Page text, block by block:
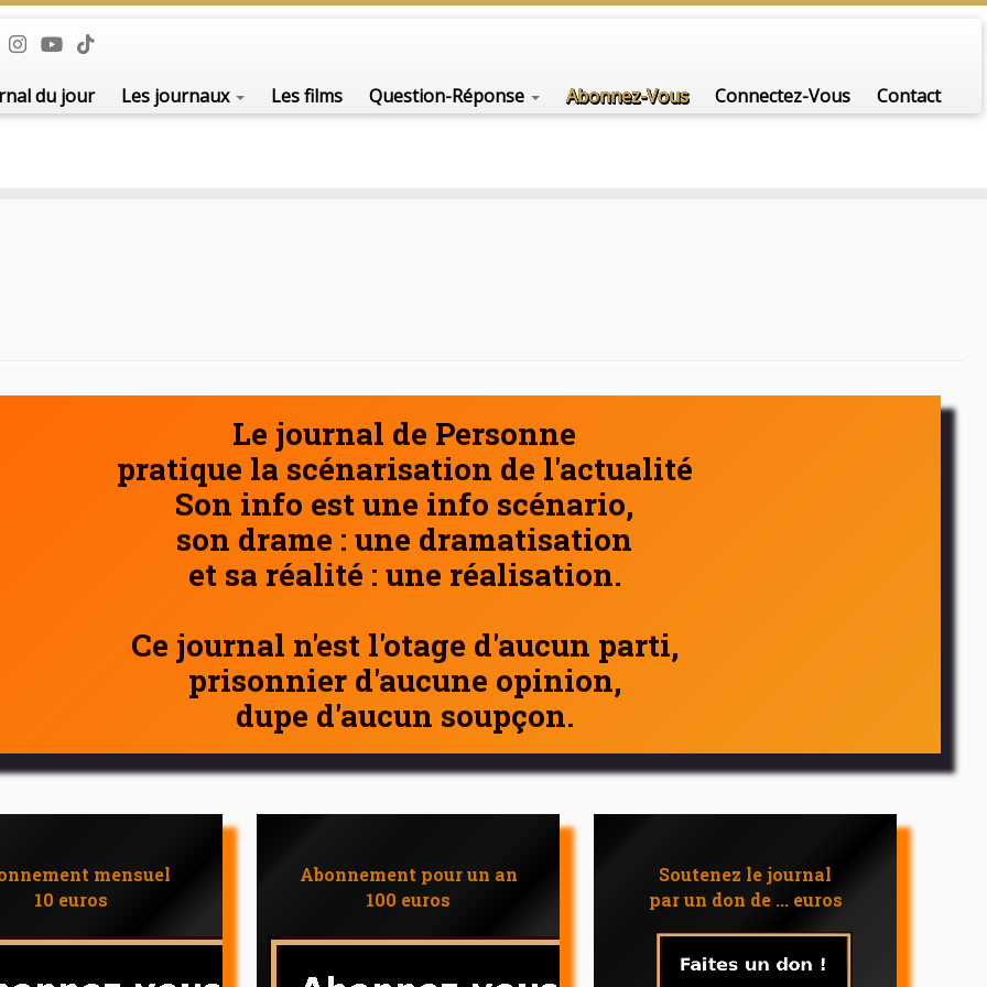
du jour Les journaux Les films Question-Réponse Abonnez-Vous Connectez-Vous Contact
Le journal de Personne
pratique la scénarisation de l'actualité
Son info est une info scénario,
son drame : une dramatisation
et sa réalité : une réalisation.
Ce journal n'est l'otage d'aucun parti,
prisonnier d'aucune opinion,
dupe d'aucun soupçon.
mensuel
10 euros
Abonnement pour un an
100 euros
Soutenez le journal
par un don de ... euros